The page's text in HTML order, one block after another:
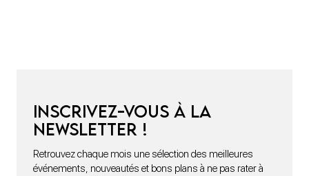
Inscrivez-vous à la
newsletter !
Retrouvez chaque mois une sélection des meilleures
événements, nouveautés et bons plans à ne pas rater à